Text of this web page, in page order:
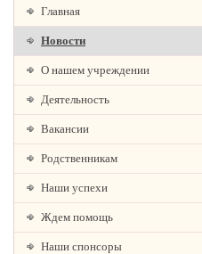
Главная
Новости
О нашем учреждении
Деятельность
Вакансии
Родственникам
Наши успехи
Ждем помощь
Наши спонсоры